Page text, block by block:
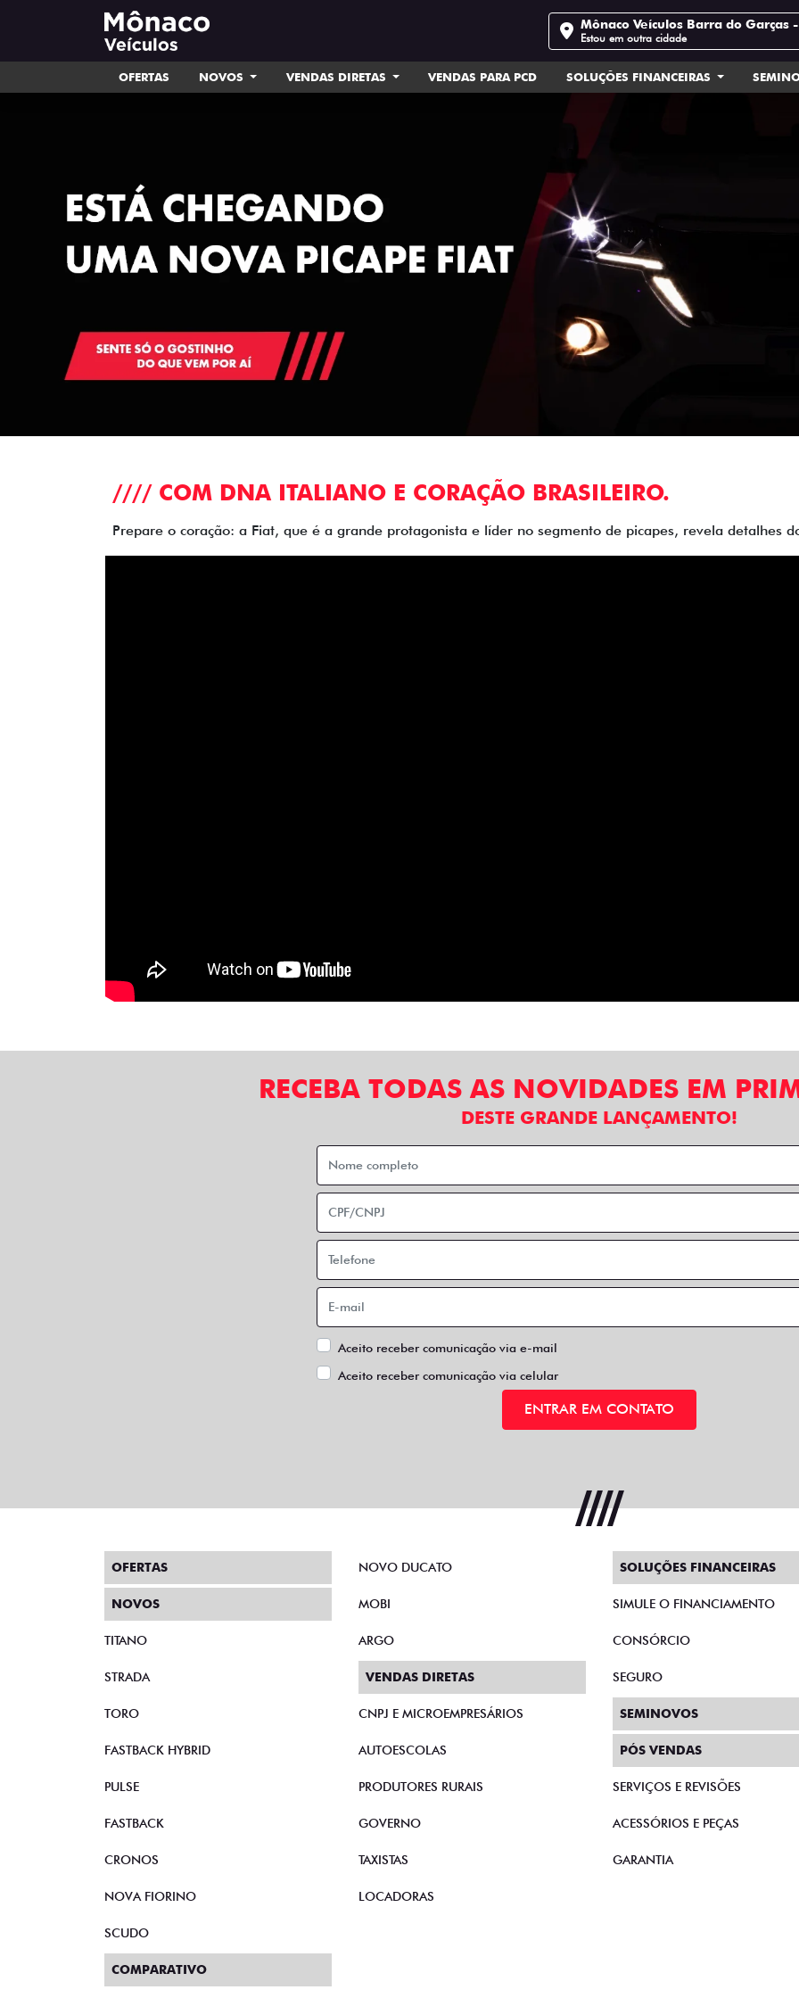
Mônaco Veículos Barra do Garças
Estou em outra cidade
OFERTAS NOVOS VENDAS DIRETAS VENDAS PARA PCD SOLUÇÕES FINANCEIRAS
//// COM DNA ITALIANO E CORAÇÃO BRASILEIRO.
Prepare o coração: a Fiat, que é a grande protagonista e líder no segmento de picapes, revela detalhes
RECEBA TODAS AS NOVIDADES EM
DESTE GRANDE LANÇAMENTO!
Aceito receber comunicação via e-mail
Aceito receber comunicação via celular
ENTRAR EM CONTATO
OFERTAS
NOVOS
TITANO
STRADA
TORO
FASTBACK HYBRID
PULSE
FASTBACK
CRONOS
NOVA FIORINO
SCUDO
NOVO DUCATO
MOBI
ARGO
VENDAS DIRETAS
CNPJ E MICROEMPRESÁRIOS
AUTOESCOLAS
PRODUTORES RURAIS
GOVERNO
TAXISTAS
LOCADORAS
SOLUÇÕES FINANCEIRAS
SIMULE O FINANCIAMENTO
CONSÓRCIO
SEGURO
SEMINOVOS
PÓS VENDAS
SERVIÇOS E REVISÕES
ACESSÓRIOS E PEÇAS
GARANTIA
COMPARATIVO